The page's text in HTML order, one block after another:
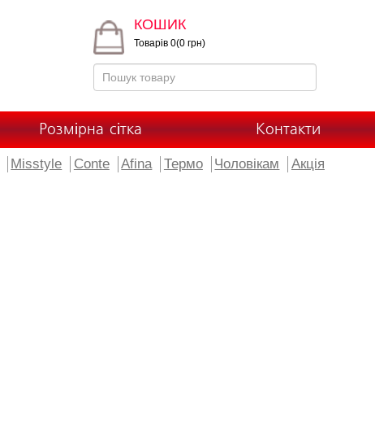
КОШИК
Товарів 0(0 грн)
Розмірна сітка Контакти
Misstyle Conte Afina Термо Чоловікам Акція